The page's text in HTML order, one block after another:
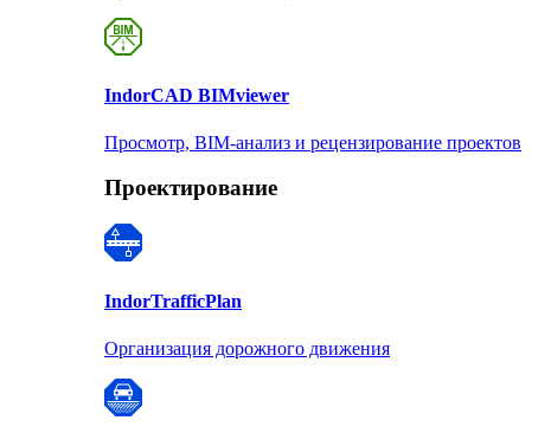
IndorCAD BIMviewer
Просмотр, BIM-анализ и рецензирование проектов
Проектирование
IndorTrafficPlan
Организация дорожного движения